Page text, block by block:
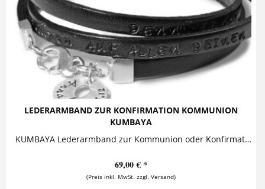
LEDERARMBAND ZUR KONFIRMATION KOMMUNION
KUMBAYA
KUMBAYA Lederarmband zur Kommunion oder Konfirmation Auf dieses zauberhafte Armband aus hochwertigem Leder kann ein Wunschtext - wie ein...
69,00 € *
(Preis inkl. MwSt. zzgl. Versand)